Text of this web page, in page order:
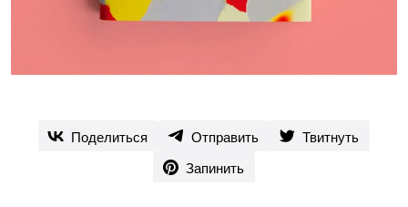
Поделиться Отправить
Твитнуть
Запинить